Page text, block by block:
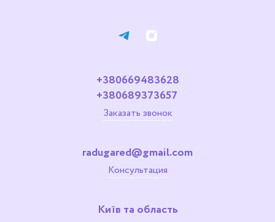
+380669483628
+380689373657
Заказать звонок
radugared@gmail.com
Консультация
Київ та область